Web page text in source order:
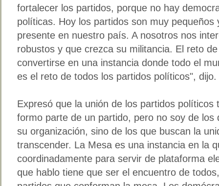
fortalecer los partidos, porque no hay
políticas. Hoy los partidos son muy
presente en nuestro país. A nosotros nos
robustos y que crezca su militancia. El reto
convertirse en una instancia donde todo el
es el reto de todos los partidos políticos", dijo.
Expresó que la unión de los partidos políticos
formo parte de un partido, pero no soy de los
su organización, sino de los que buscan la
transcender. La Mesa es una instancia en la
coordinadamente para servir de plataforma
que hablo tiene que ser el encuentro de